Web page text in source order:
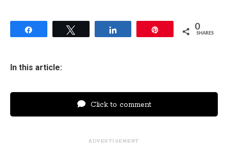
0
SHARES
In this article:
Click to comment
ADVERTISEMENT